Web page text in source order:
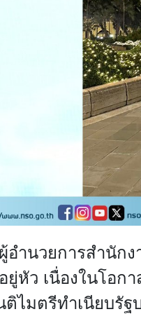
ำนวยการสำนัก
ยู่หัว เนื่องในโอก
ไมตรีทำเนียบรัฐ